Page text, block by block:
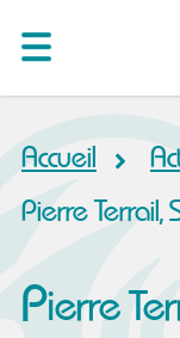
Accueil
Pierre
Pierre